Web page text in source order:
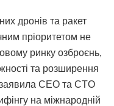
дронів та ракет
пріоритетом не
ринку озброєнь,
та розширення
CEO та CTO
на міжнародній